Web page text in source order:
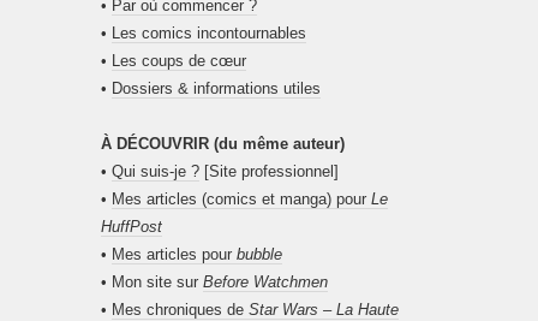
• Par où commencer ?
• Les comics incontournables
• Les coups de cœur
• Dossiers & informations utiles
À DÉCOUVRIR (du même auteur)
• Qui suis-je ? [Site professionnel]
• Mes articles (comics et manga) pour Le
HuffPost
• Mes articles pour bubble
• Mon site sur Before Watchmen
• Mes chroniques de Star Wars – La Haute